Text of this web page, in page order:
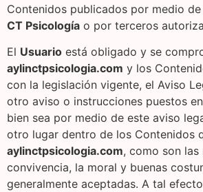
Contenidos publicados por medio
CT Psicología o por terceros
El Usuario está obligado y se
aylinctpsicologia.com y los
con la legislación vigente, el Aviso
otro aviso o instrucciones puestos
bien sea por medio de este aviso
otro lugar dentro de los Contenidos
aylinctpsicologia.com, como son las
convivencia, la moral y buenas
generalmente aceptadas. A tal